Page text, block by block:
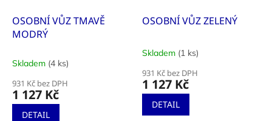
OSOBNÍ VŮZ TMAVĚ
MODRÝ
Skladem (4 ks)
931 Kč bez DPH
1 127 Kč
DETAIL
OSOBNÍ VŮZ ZELENÝ
Průměrné
produktu
je
4,0
Skladem (1 ks)
931 Kč bez DPH
1 127 Kč
DETAIL